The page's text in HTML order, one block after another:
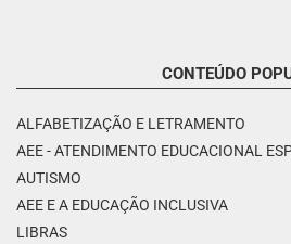
CONTEÚDO
ALFABETIZAÇÃO E LETRAMENTO
AEE - ATENDIMENTO EDUCACIONAL
AUTISMO
AEE E A EDUCAÇÃO INCLUSIVA
LIBRAS